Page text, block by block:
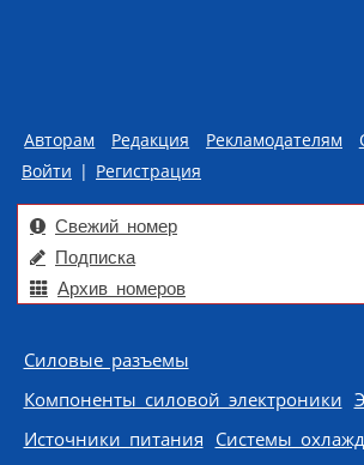
Авторам Редакция Рекламодателям
Войти | Регистрация
Свежий номер
Подписка
Архив номеров
Skip to content
Силовые разъемы
Компоненты силовой электроники
Источники питания Системы